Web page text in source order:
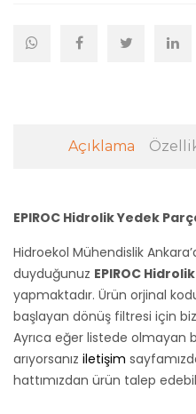
Açıklama
EPIROC Hidrolik Yedek
Hidroekol Mühendislik
duyduğunuz EPIROC
yapmaktadır. Ürün orjinal
başlayan dönüş filtresi için
Ayrıca eğer listede olmayan
arıyorsanız iletişim
hattımızdan ürün talep